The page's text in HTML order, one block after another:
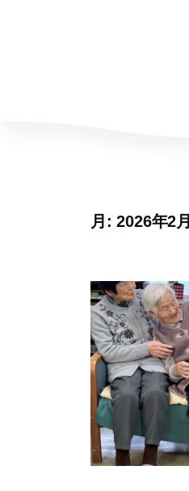
月:2026年2月